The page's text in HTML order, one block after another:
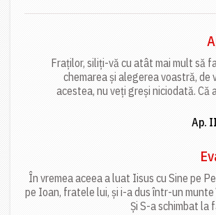
Fraților, siliți-vă cu atât mai mult să
chemarea și alegerea voastră, de
acestea, nu veți greși niciodată. Că
Ap.
În vremea aceea a luat Iisus cu Sine pe
pe Ioan, fratele lui, și i-a dus într-un
Și S-a schimbat la